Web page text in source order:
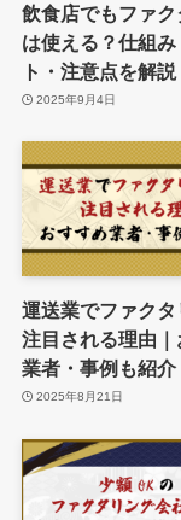
飲食店でもファ
は使える？仕組み
ト・注意点を解説
2025年9月4日
運送業でファク
注目される理由
業者・事例も紹介
2025年8月21日